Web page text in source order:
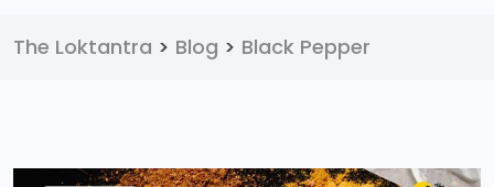
The Loktantra > Blog > Black Pepper